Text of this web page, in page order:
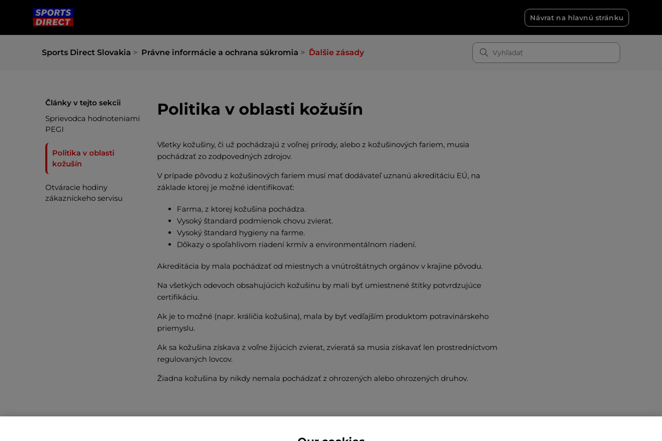
Návrat na hlavnú stránku
Sports Direct Slovakia Právne informácie a ochrana súkromia Ďalšie zásady
Články v tejto sekcii
Sprievodca hodnoteniami
PEGI
Politika v oblasti
kožušín
Otváracie hodiny
zákazníckeho servisu
Politika v oblasti kožušín
Všetky kožušiny, či už pochádzajú z voľnej prírody, alebo z kožušinových fariem, musia
pochádzať zo zodpovedných zdrojov.
V prípade pôvodu z kožušinových fariem musí mať dodávateľ uznanú akreditáciu EÚ, na
základe ktorej je možné identifikovať:
Farma, z ktorej kožušina pochádza.
Vysoký štandard podmienok chovu zvierat.
Vysoký štandard hygieny na farme.
Dôkazy o spoľahlivom riadení krmív a environmentálnom riadení.
Akreditácia by mala pochádzať od miestnych a vnútroštátnych orgánov v krajine pôvodu.
Na všetkých odevoch obsahujúcich kožušinu by mali byť umiestnené štítky potvrdzujúce
certifikáciu.
Ak je to možné (napr. králičia kožušina), mala by byť vedľajším produktom potravinárskeho
priemyslu.
Ak sa kožušina získava z voľne žijúcich zvierat, zvieratá sa musia získavať len prostredníctvom
regulovaných lovcov.
Žiadna kožušina by nikdy nemala pochádzať z ohrozených alebo ohrozených druhov.